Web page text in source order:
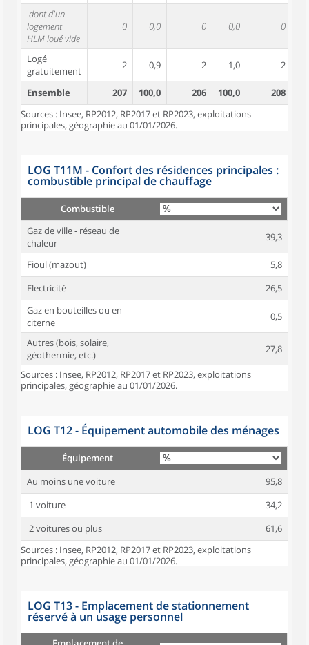
dont d'un
logement
HLM loué vide
0 0,0 0 0,0 0
Logé
gratuitement
2 0,9 2 1,0 2
Ensemble 207 100,0 206 100,0 208
Sources : Insee, RP2012, RP2017 et RP2023, exploitations
principales, géographie au 01/01/2026.
LOG T11M - Confort des résidences principales :
combustible principal de chauffage
Combustible
Gaz de ville - réseau de
chaleur
39,3
Fioul (mazout)
5,8
Electricité
26,5
Gaz en bouteilles ou en
citerne
0,5
Autres (bois, solaire,
géothermie, etc.)
27,8
Sources : Insee, RP2012, RP2017 et RP2023, exploitations
principales, géographie au 01/01/2026.
LOG T12 - Équipement automobile des ménages
Équipement
Au moins une voiture
95,8
1 voiture
34,2
2 voitures ou plus
61,6
Sources : Insee, RP2012, RP2017 et RP2023, exploitations
principales, géographie au 01/01/2026.
LOG T13 - Emplacement de stationnement
réservé à un usage personnel